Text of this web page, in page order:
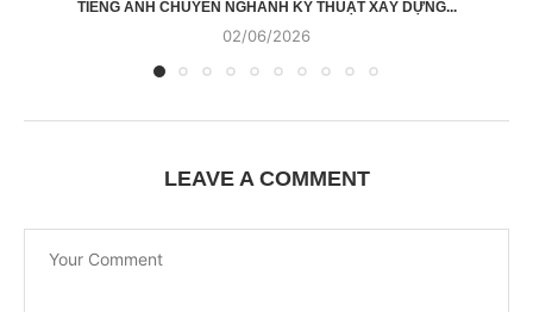
TIẾNG ANH CHUYÊN NGHÀNH KỸ THUẬT XÂY DỰNG...
02/06/2026
LEAVE A COMMENT